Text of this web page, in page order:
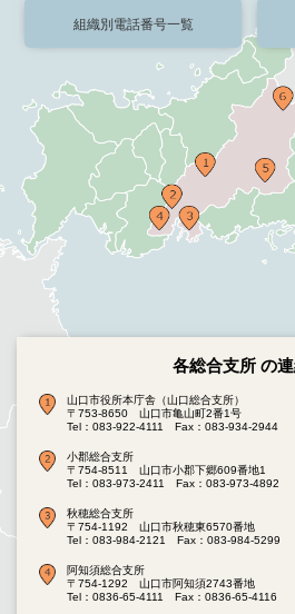
組織別電話番号一覧
各総合支所 の
山口市役所本庁舎（山口総合支所）
〒753-8650 山口市亀山町2番1号
Tel：083-922-4111
Fax：083-934-2944
小郡総合支所
〒754-8511 山口市小郡下郷609番地1
Tel：083-973-2411
Fax：083-973-4892
秋穂総合支所
〒754-1192 山口市秋穂東6570番地
Tel：083-984-2121
Fax：083-984-5299
阿知須総合支所
〒754-1292 山口市阿知須2743番地
Tel：0836-65-4111
Fax：0836-65-4116